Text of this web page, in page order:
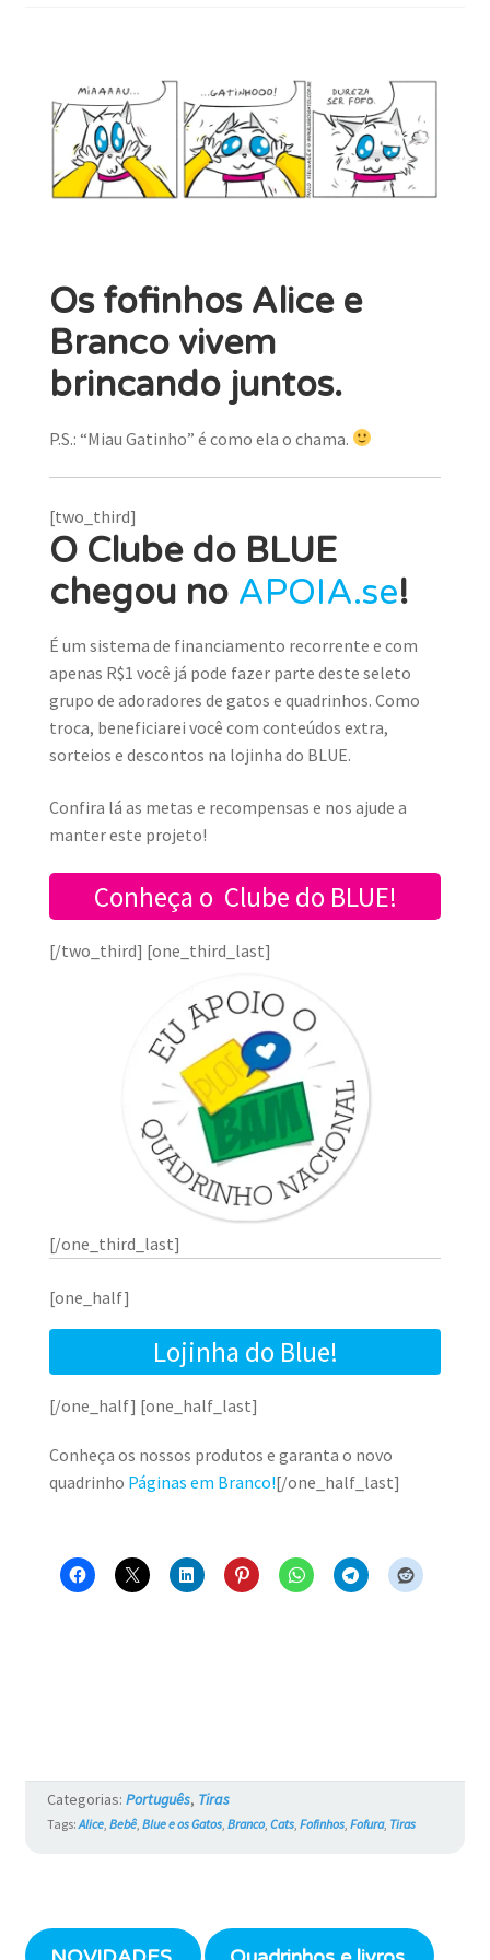
CARRINHO
Search
Os fofinhos Alice e
Branco vivem
brincando juntos.
P.S.: “Miau Gatinho” é como ela o chama.
[two_third]
O Clube do BLUE
chegou no APOIA.se!
É um sistema de financiamento recorrente e com
apenas R$1 você já pode fazer parte deste seleto
grupo de adoradores de gatos e quadrinhos. Como
troca, beneficiarei você com conteúdos extra,
sorteios e descontos na lojinha do BLUE.
Confira lá as metas e recompensas e nos ajude a
manter este projeto!
Conheça o Clube do BLUE!
[/two_third] [one_third_last]
[/one_third_last]
[one_half]
Lojinha do Blue!
[/one_half] [one_half_last]
Conheça os nossos produtos e garanta o novo
quadrinho Páginas em Branco![/one_half_last]
Categorias: Português, Tiras
Tags:Alice, Bebê, Blue e os Gatos, Branco, Cats, Fofinhos, Fofura, Tiras